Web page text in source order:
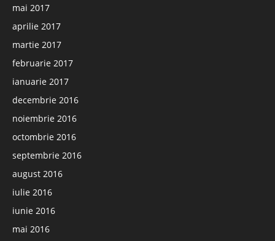
mai 2017
aprilie 2017
martie 2017
februarie 2017
ianuarie 2017
decembrie 2016
noiembrie 2016
octombrie 2016
septembrie 2016
august 2016
iulie 2016
iunie 2016
mai 2016